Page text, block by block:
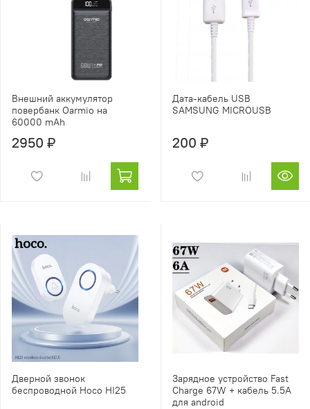
Внешний аккумулятор
повербанк Oarmio на
60000 mAh
2950 ₽
Дата-кабель USB
SAMSUNG MICROUSB
200 ₽
Дверной звонок
беспроводной Hoco HI25
Зарядное устройство Fast
Charge 67W + кабель 5.5A
для android